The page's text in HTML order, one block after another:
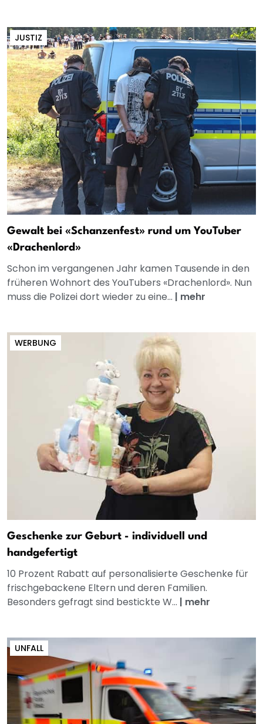
JUSTIZ
Gewalt bei «Schanzenfest» rund um YouTuber
«Drachenlord»
Schon im vergangenen Jahr kamen Tausende in den
früheren Wohnort des YouTubers «Drachenlord». Nun
muss die Polizei dort wieder zu eine... | mehr
WERBUNG
Geschenke zur Geburt - individuell und
handgefertigt
10 Prozent Rabatt auf personalisierte Geschenke für
frischgebackene Eltern und deren Familien.
Besonders gefragt sind bestickte W... | mehr
UNFALL